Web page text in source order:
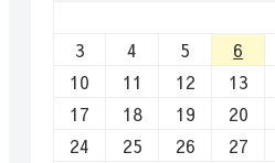
3
4 5 6
10
11 12 13
17
18 19 20
24
25 26 27